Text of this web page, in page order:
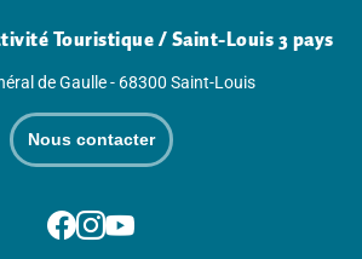
Touristique / Saint-Louis 3 pays
de Gaulle - 68300 Saint-Louis
Nous contacter
Suivez-nous sur Facebook
Suivez-nous sur Instagram
Suivez-nous sur Youtube